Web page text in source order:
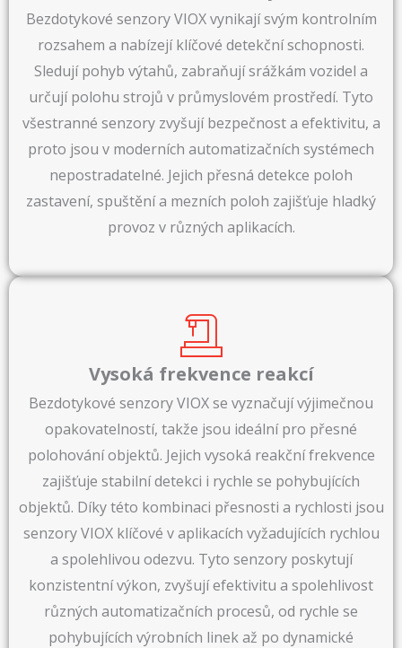
Bezdotykové senzory VIOX vynikají svým kontrolním
rozsahem a nabízejí klíčové detekční schopnosti.
Sledují pohyb výtahů, zabraňují srážkám vozidel a
určují polohu strojů v průmyslovém prostředí. Tyto
všestranné senzory zvyšují bezpečnost a efektivitu, a
proto jsou v moderních automatizačních systémech
nepostradatelné. Jejich přesná detekce poloh
zastavení, spuštění a mezních poloh zajišťuje hladký
provoz v různých aplikacích.
Vysoká frekvence reakcí
Bezdotykové senzory VIOX se vyznačují výjimečnou
opakovatelností, takže jsou ideální pro přesné
polohování objektů. Jejich vysoká reakční frekvence
zajišťuje stabilní detekci i rychle se pohybujících
objektů. Díky této kombinaci přesnosti a rychlosti jsou
senzory VIOX klíčové v aplikacích vyžadujících rychlou
a spolehlivou odezvu. Tyto senzory poskytují
konzistentní výkon, zvyšují efektivitu a spolehlivost
různých automatizačních procesů, od rychle se
pohybujících výrobních linek až po dynamické